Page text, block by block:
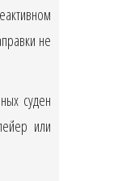
не
суден
или